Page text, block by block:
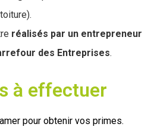
réalisés par un entrepreneur
des Entreprises.
à effectuer
pour obtenir vos primes.